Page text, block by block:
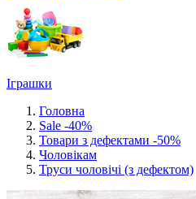
Іграшки
Головна
Sale -40%
Товари з дефектами -50%
Чоловікам
Труси чоловічі (з дефектом)